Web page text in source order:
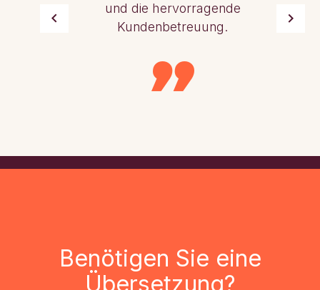
und die hervorragende
Kundenbetreuung.
Benötigen Sie eine
Übersetzung?